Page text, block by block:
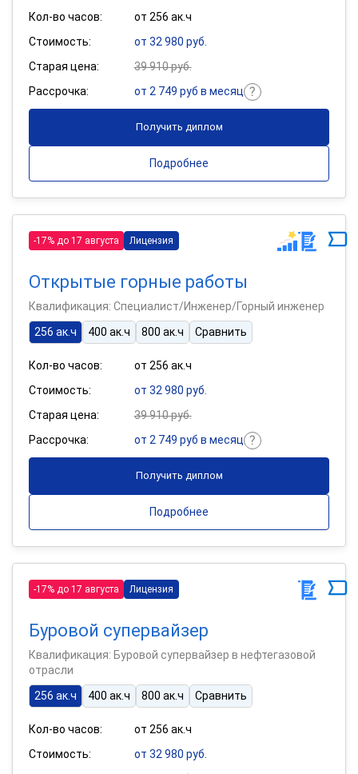
Кол-во часов:
от 256 ак.ч
Стоимость:
от 32 980 руб.
Старая цена:
39 910 руб.
Рассрочка:
от 2 749 руб в месяц
Получить диплом
Подробнее
-17% до 17 августа Лицензия
Открытые горные работы
Квалификация: Специалист/Инженер/Горный инженер
256 ак.ч
400 ак.ч 800 ак.ч Сравнить
Кол-во часов:
от 256 ак.ч
Стоимость:
от 32 980 руб.
Старая цена:
39 910 руб.
Рассрочка:
от 2 749 руб в месяц
Получить диплом
Подробнее
-17% до 17 августа Лицензия
Буровой супервайзер
Квалификация: Буровой супервайзер в нефтегазовой
отрасли
256 ак.ч
400 ак.ч 800 ак.ч Сравнить
Кол-во часов:
от 256 ак.ч
Стоимость:
от 32 980 руб.